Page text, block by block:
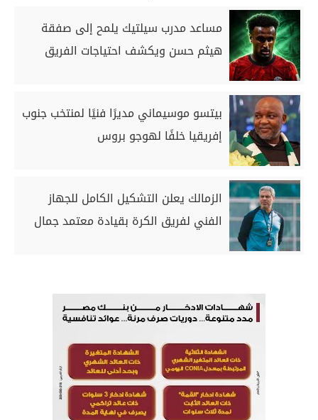
مساعد مدرب سيلتيك يلمح إلى صفقة
هيثم حسن ويكشف احتياجات الفريق
بيتسو موسيماني مديرًا فنيًا لمنتخب جنوب
إفريقيا خلفًا لهوجو بروس
الزمالك يعلن التشكيل الكامل للجهاز
الفني لفريق الكرة بقيادة معتمد جمال